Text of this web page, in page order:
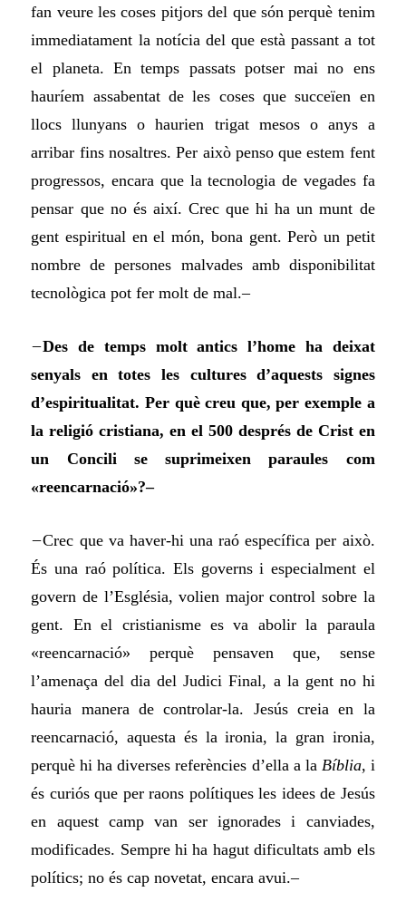
fan veure les coses pitjors del que són perquè tenim
immediatament la notícia del que està passant a tot
el planeta. En temps passats potser mai no ens
hauríem assabentat de les coses que succeïen en
llocs llunyans o haurien trigat mesos o anys a
arribar fins nosaltres. Per això penso que estem fent
progressos, encara que la tecnologia de vegades fa
pensar que no és així. Crec que hi ha un munt de
gent espiritual en el món, bona gent. Però un petit
nombre de persones malvades amb disponibilitat
tecnològica pot fer molt de mal.–
–Des de temps molt antics l’home ha deixat
senyals en totes les cultures d’aquests signes
d’espiritualitat. Per què creu que, per exemple a
la religió cristiana, en el 500 després de Crist en
un Concili se suprimeixen paraules com
«reencarnació»?–
–Crec que va haver-hi una raó específica per això.
És una raó política. Els governs i especialment el
govern de l’Església, volien major control sobre la
gent. En el cristianisme es va abolir la paraula
«reencarnació» perquè pensaven que, sense
l’amenaça del dia del Judici Final, a la gent no hi
hauria manera de controlar-la. Jesús creia en la
reencarnació, aquesta és la ironia, la gran ironia,
perquè hi ha diverses referències d’ella a la Bíblia, i
és curiós que per raons polítiques les idees de Jesús
en aquest camp van ser ignorades i canviades,
modificades. Sempre hi ha hagut dificultats amb els
polítics; no és cap novetat, encara avui.–